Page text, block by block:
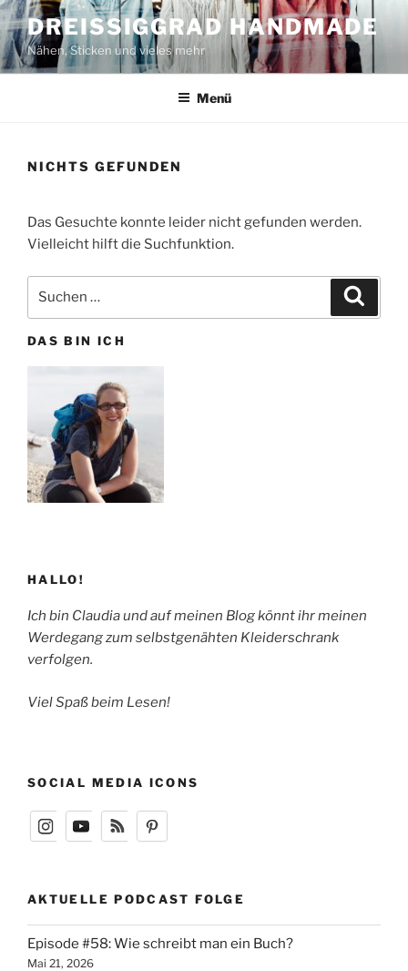
Zum
Inhalt
springen
DREISSIGGRAD HANDMADE
Nähen, Sticken und vieles mehr
Menü
NICHTS GEFUNDEN
Das Gesuchte konnte leider nicht gefunden werden.
Vielleicht hilft die Suchfunktion.
nach:
DAS BIN ICH
HALLO!
Ich bin Claudia und auf meinen Blog könnt ihr meinen
Werdegang zum selbstgenähten Kleiderschrank
verfolgen.
Viel Spaß beim Lesen!
SOCIAL MEDIA ICONS
AKTUELLE PODCAST FOLGE
Episode #58: Wie schreibt man ein Buch?
Mai 21, 2026